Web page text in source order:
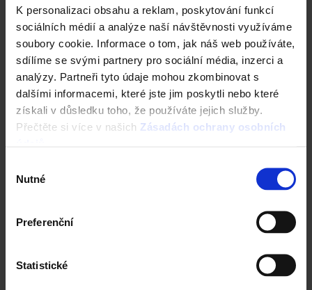
K personalizaci obsahu a reklam, poskytování funkcí
sociálních médií a analýze naší návštěvnosti využíváme
soubory cookie. Informace o tom, jak náš web používáte,
sdílíme se svými partnery pro sociální média, inzerci a
analýzy. Partneři tyto údaje mohou zkombinovat s
dalšími informacemi, které jste jim poskytli nebo které
získali v důsledku toho, že používáte jejich služby.
Přečtěte si více v našich Zásadách ochrany osobních
souhlasu
Nutné
Preferenční
Statistické
Vezměte stavbu do vlastních rukou. Online.